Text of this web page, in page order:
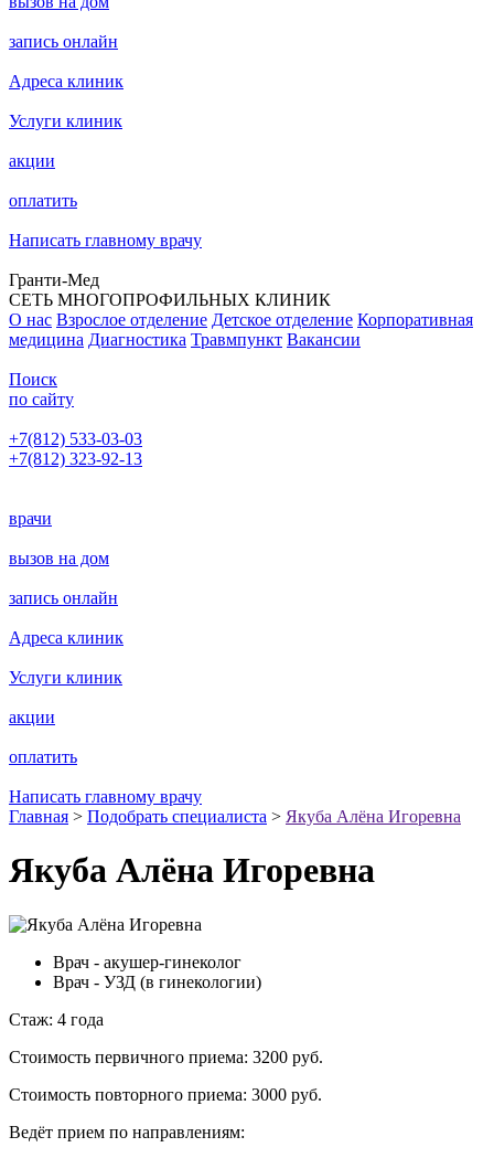
запись онлайн
Адреса клиник
Услуги клиник
акции
оплатить
Написать главному врачу
Гранти-Мед
СЕТЬ МНОГОПРОФИЛЬНЫХ КЛИНИК
О нас Взрослое отделение Детское отделение Корпоративная
медицина Диагностика Травмпункт Вакансии
Поиск
по сайту
+7(812) 533-03-03
+7(812) 323-92-13
врачи
вызов на дом
запись онлайн
Адреса клиник
Услуги клиник
акции
оплатить
Написать главному врачу
Главная > Подобрать специалиста > Якуба Алёна Игоревна
Якуба Алёна Игоревна
Врач - акушер-гинеколог
Врач - УЗД (в гинекологии)
Стаж: 4 года
Стоимость первичного приема: 3200 руб.
Стоимость повторного приема: 3000 руб.
Ведёт прием по направлениям: